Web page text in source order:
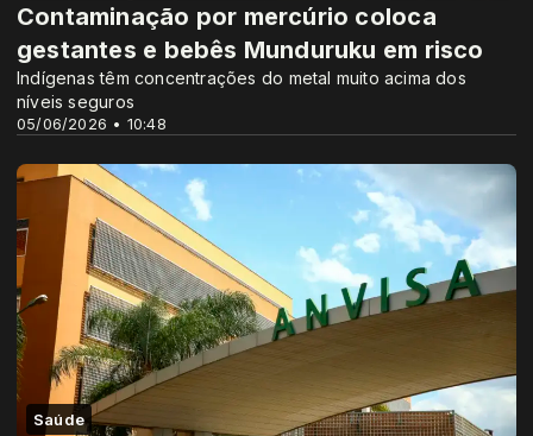
05/06/2026 • 10:48
Contaminação por mercúrio coloca
gestantes e bebês Munduruku em risco
Indígenas têm concentrações do metal muito acima dos
níveis seguros
Saúde